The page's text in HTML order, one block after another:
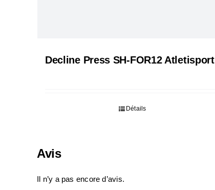
Decline Press SH-FOR12 Atletisport
Détails
Avis
Il n’y a pas encore d’avis.